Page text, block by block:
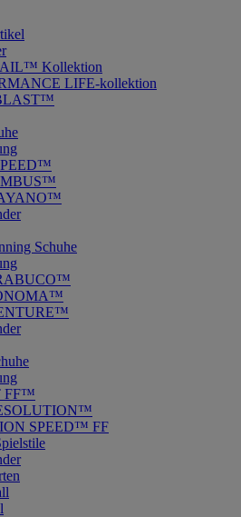
Kollektion
LIFE-kollektion
Schuhe
FF™
SPEED™ FF